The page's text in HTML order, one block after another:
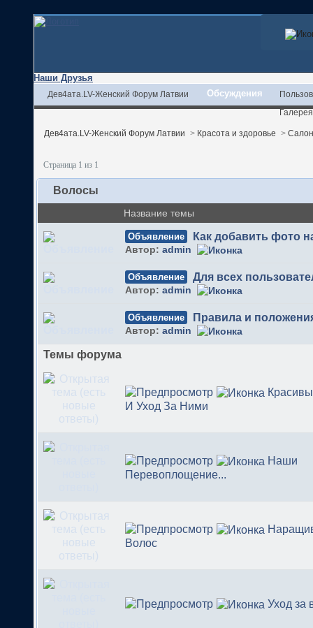
Наши Друзья
Дев4ата.LV-Женский Форум Латвии Обсуждения
Галерея
Дев4ата.LV-Женский Форум Латвии > Красота и здоровье >
Страница 1 из 1
Волосы
Название темы
Объявление Как добавить фото
Автор: admin
Объявление Для всех
Автор: admin
Объявление Правила и
Автор: admin
Темы форума
И Уход За Ними
Наши
Перевоплощение...
Волос
Уход за